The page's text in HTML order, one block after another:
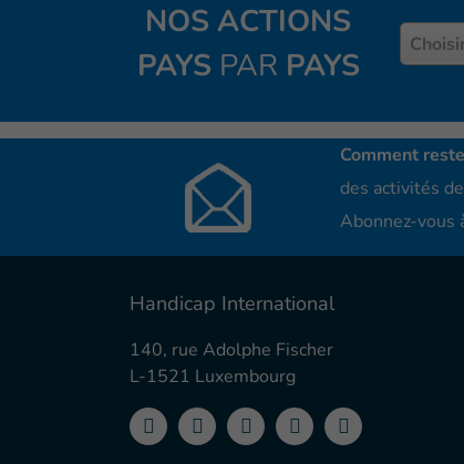
NOS ACTIONS
PAYS PAR PAYS
Pays
Comment
des activités
Abonnez-vous
Handicap International
140, rue Adolphe Fischer
L-1521 Luxembourg